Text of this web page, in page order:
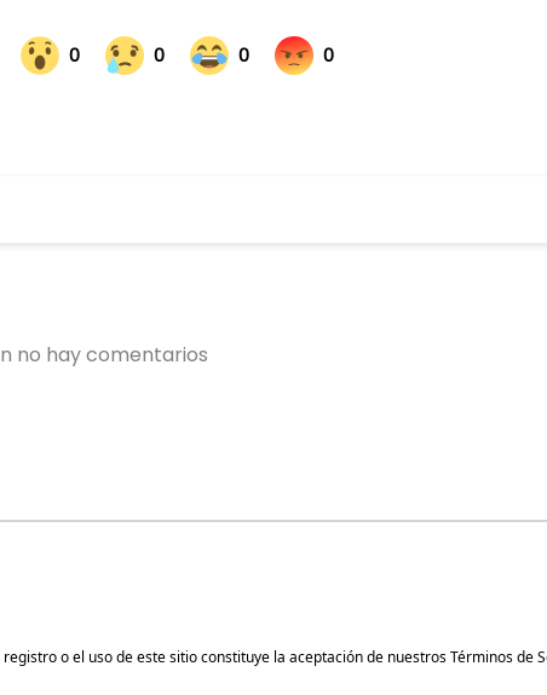
o el uso de este sitio constituye la aceptación de nuestrosTérminos de